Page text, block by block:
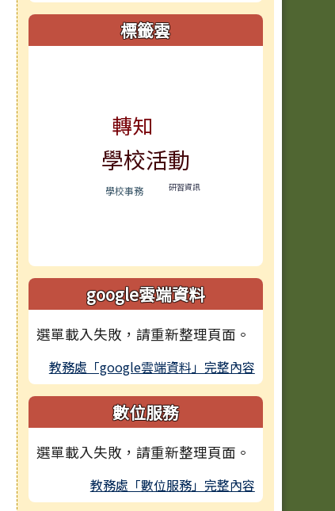
標籤雲
轉知
學校活動
學校事務 研習資訊
google雲端資料
選單載入失敗，請重新整理頁面。
教務處「google雲端資料」完整內容
數位服務
選單載入失敗，請重新整理頁面。
教務處「數位服務」完整內容